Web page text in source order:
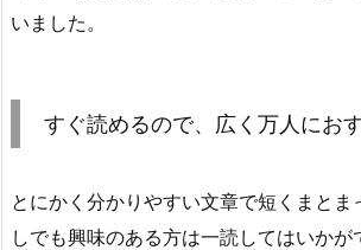
いました。
すぐ読めるので、広く万人にお
とにかく分かりやすい文章で短くまとま
しでも興味のある方は一読してはいかが